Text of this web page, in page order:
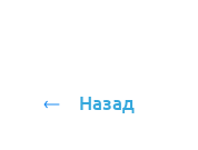
Назад